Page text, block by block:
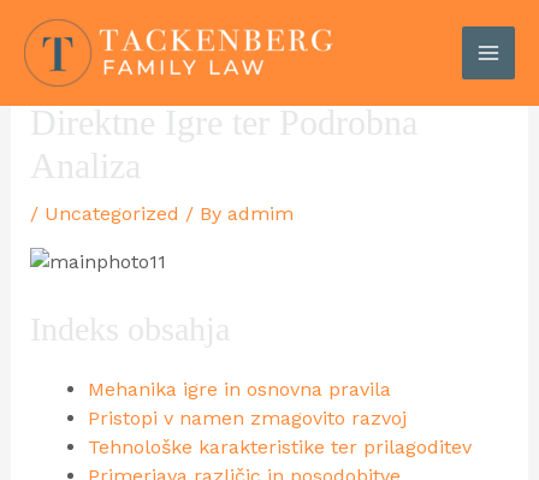
content
Piščanec Cesta 2: Doživetja
Direktne Igre ter Podrobna
Analiza
/ Uncategorized / By admim
Indeks obsahja
Mehanika igre in osnovna pravila
Pristopi v namen zmagovito razvoj
Tehnološke karakteristike ter prilagoditev
Primerjava različic in posodobitve